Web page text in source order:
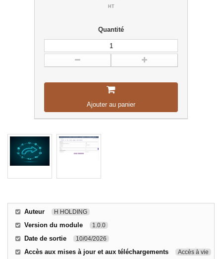
HT
Quantité
Ajouter au panier
Auteur H HOLDING
Version du module 1.0.0
Date de sortie 10/04/2026
Accès aux mises à jour et aux téléchargements Accès à vie